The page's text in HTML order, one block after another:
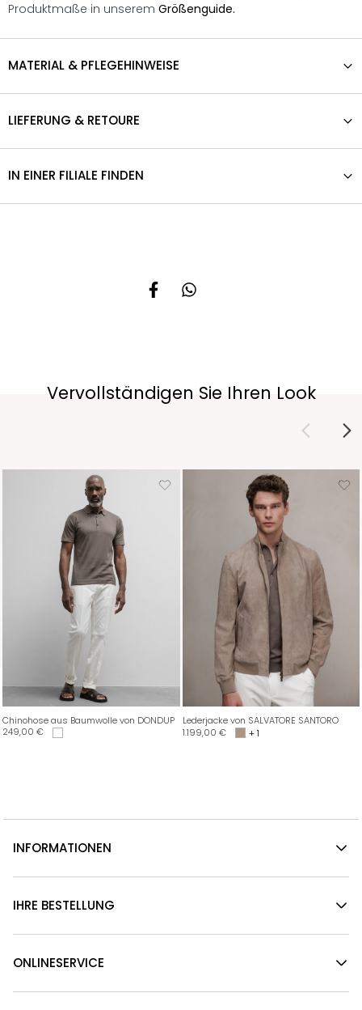
Produktmaße in unserem Größenguide.
MATERIAL & PFLEGEHINWEISE
LIEFERUNG & RETOURE
IN EINER FILIALE FINDEN
Vervollständigen Sie Ihren Look
Chinohose aus Baumwolle von DONDUP
249,00 €
Lederjacke von SALVATORE SANTORO
1.199,00 € + 1
INFORMATIONEN
IHRE BESTELLUNG
ONLINESERVICE